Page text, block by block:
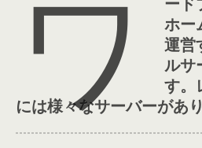
ワ
ホー
運営
ルサ
す。
には様々なサーバーがあり